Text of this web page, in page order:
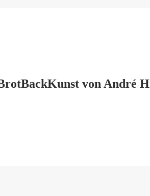
von André